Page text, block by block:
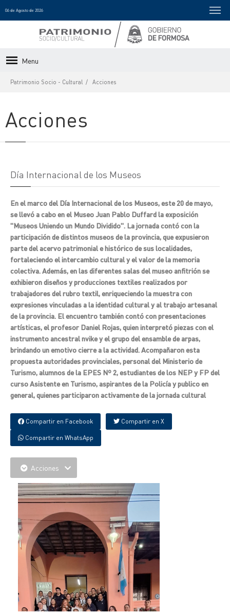
06 de Agosto de 2026
Menu
Patrimonio Socio - Cultural Acciones
Acciones
Día Internacional de los Museos
En el marco del Día Internacional de los Museos, este 20 de mayo,
se llevó a cabo en el Museo Juan Pablo Duffard la exposición
"Museos Uniendo un Mundo Dividido". La jornada contó con la
participación de distintos museos de la provincia, que expusieron
parte del acervo patrimonial e histórico de sus localidades,
fortaleciendo el intercambio cultural y el valor de la memoria
colectiva. Además, en las diferentes salas del museo anfitrión se
exhibieron diseños y producciones textiles realizados por
trabajadores del rubro textil, enriqueciendo la muestra con
expresiones vinculadas a la identidad cultural y al trabajo artesanal
de la provincia. El encuentro también contó con presentaciones
artísticas, el profesor Daniel Rojas, quien interpretó piezas con el
instrumento ancestral nvike y el grupo del ensamble de arpas,
brindando un emotivo cierre a la actividad. Acompañaron esta
propuesta autoridades provinciales, personal del Ministerio de
Turismo, alumnos de la EPES Nº 2, estudiantes de los NEP y FP del
curso Asistente en Turismo, aspirantes de la Policía y publico en
general, quienes participaron activamente de la jornada cultural
Compartir en Facebook Compartir en X
Compartir en WhatsApp
Acciones